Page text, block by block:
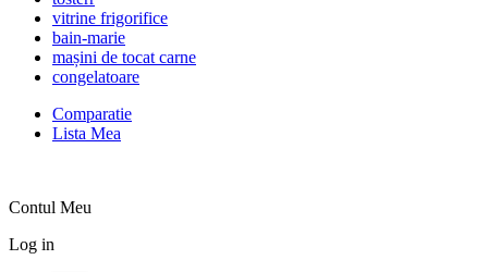
vitrine frigorifice
bain-marie
mașini de tocat carne
congelatoare
Comparatie
Lista Mea
Contul Meu
Log in